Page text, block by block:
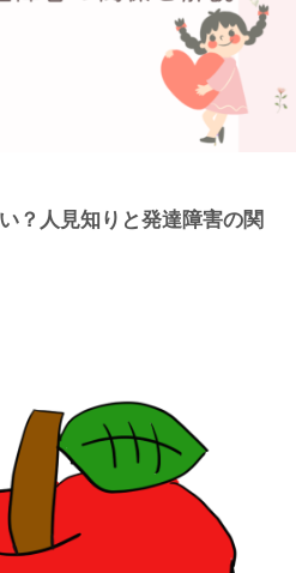
？人見知りと発達障害の関